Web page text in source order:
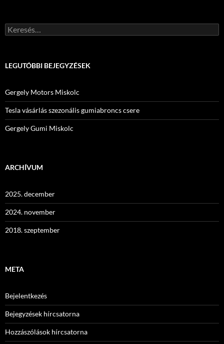
Keresés:
LEGUTÓBBI BEJEGYZÉSEK
Gergely Motors Miskolc
Tesla vásárlás szezonális gumiabroncs csere
Gergely Gumi Miskolc
ARCHÍVUM
2025. december
2024. november
2018. szeptember
META
Bejelentkezés
Bejegyzések hírcsatorna
Hozzászólások hírcsatorna